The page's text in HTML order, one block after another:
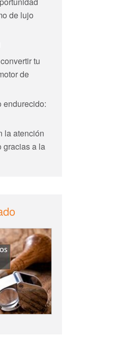
de lujo
tu
de
endurecido:
la atención
gracias a la